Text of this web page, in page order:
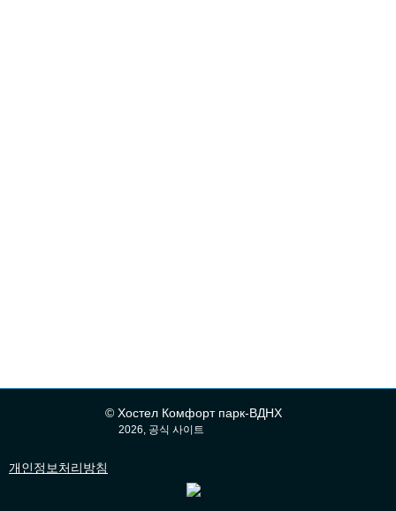
© Хостел Комфорт парк-ВДНХ
2026, 공식 사이트
개인정보처리방침